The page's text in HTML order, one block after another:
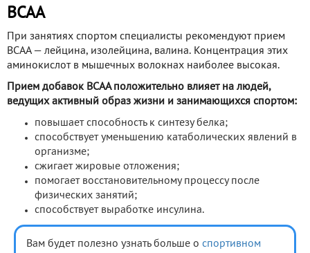
BCAA
При занятиях спортом специалисты рекомендуют прием
BCAA — лейцина, изолейцина, валина. Концентрация этих
аминокислот в мышечных волокнах наиболее высокая.
Прием добавок BCAA положительно влияет на людей,
ведущих активный образ жизни и занимающихся спортом:
повышает способность к синтезу белка;
способствует уменьшению катаболических явлений в
организме;
сжигает жировые отложения;
помогает восстановительному процессу после
физических занятий;
способствует выработке инсулина.
Вам будет полезно узнать больше о спортивном